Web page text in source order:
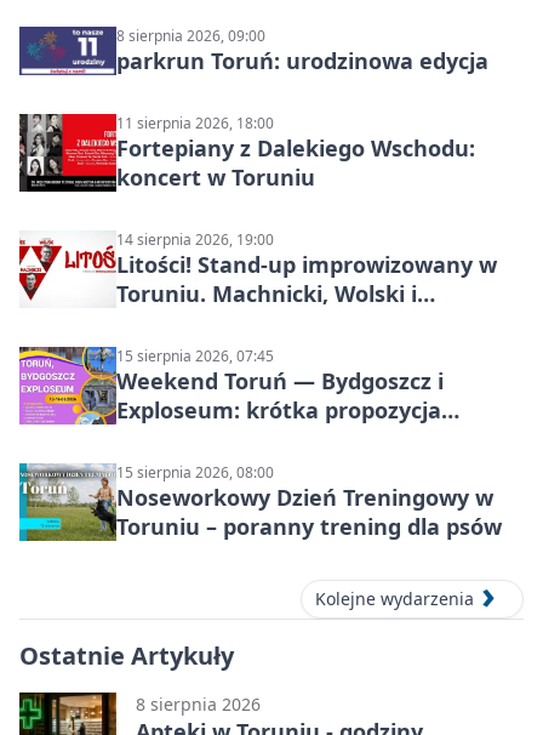
8 sierpnia 2026, 09:00
parkrun Toruń: urodzinowa edycja
11 sierpnia 2026, 18:00
Fortepiany z Dalekiego Wschodu:
koncert w Toruniu
14 sierpnia 2026, 19:00
Litości! Stand-up improwizowany w
Toruniu. Machnicki, Wolski i
15 sierpnia 2026, 07:45
Weekend Toruń — Bydgoszcz i
Exploseum: krótka propozycja
15 sierpnia 2026, 08:00
Noseworkowy Dzień Treningowy w
Toruniu – poranny trening dla psów
Kolejne wydarzenia
Ostatnie Artykuły
8 sierpnia 2026